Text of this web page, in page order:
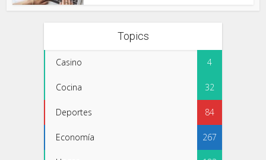
Topics
Casino 4
Cocina 32
Deportes 84
Economía 267